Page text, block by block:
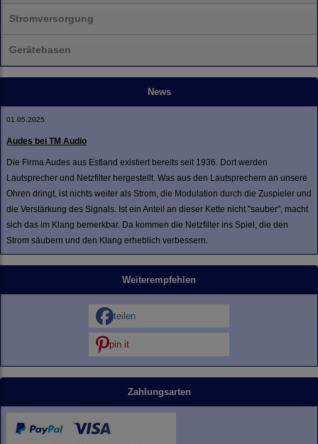
Stromversorgung
Gerätebasen
News
01.05.2025
Audes bei TM Audio
Die Firma Audes aus Estland existiert bereits seit 1936. Dort werden
Lautsprecher und Netzfilter hergestellt. Was aus den Lautsprechern an unsere
Ohren dringt, ist nichts weiter als Strom, die Modulation durch die Zuspieler und
die Verstärkung des Signals. Ist ein Anteil an dieser Kette nicht "sauber", macht
sich das im Klang bemerkbar. Da kommen die Netzfilter ins Spiel, die den
Strom säubern und den Klang erheblich verbessern.
Weiterempfehlen
teilen
pin it
Zahlungsarten